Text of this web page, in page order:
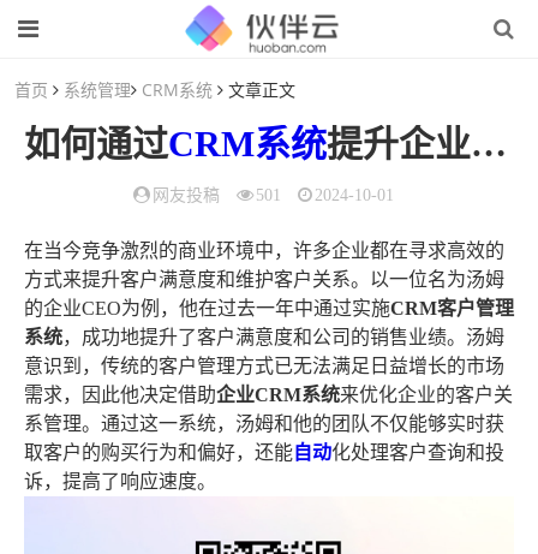
首页 系统管理 CRM系统 文章正文
如何通过CRM系统提升企业客
网友投稿 501 2024-10-01
在当今竞争激烈的商业环境中，许多企业都在寻求高效的
方式来提升客户满意度和维护客户关系。以一位名为汤姆
的企业CEO为例，他在过去一年中通过实施CRM客户管理
系统，成功地提升了客户满意度和公司的销售业绩。汤姆
意识到，传统的客户管理方式已无法满足日益增长的市场
需求，因此他决定借助企业CRM系统来优化企业的客户关
系管理。通过这一系统，汤姆和他的团队不仅能够实时获
取客户的购买行为和偏好，还能自动化处理客户查询和投
诉，提高了响应速度。